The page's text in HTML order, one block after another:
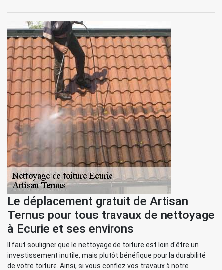
Le déplacement gratuit de Artisan
Ternus pour tous travaux de nettoyage
à Ecurie et ses environs
Il faut souligner que le nettoyage de toiture est loin d'être un
investissement inutile, mais plutôt bénéfique pour la durabilité
de votre toiture. Ainsi, si vous confiez vos travaux à notre